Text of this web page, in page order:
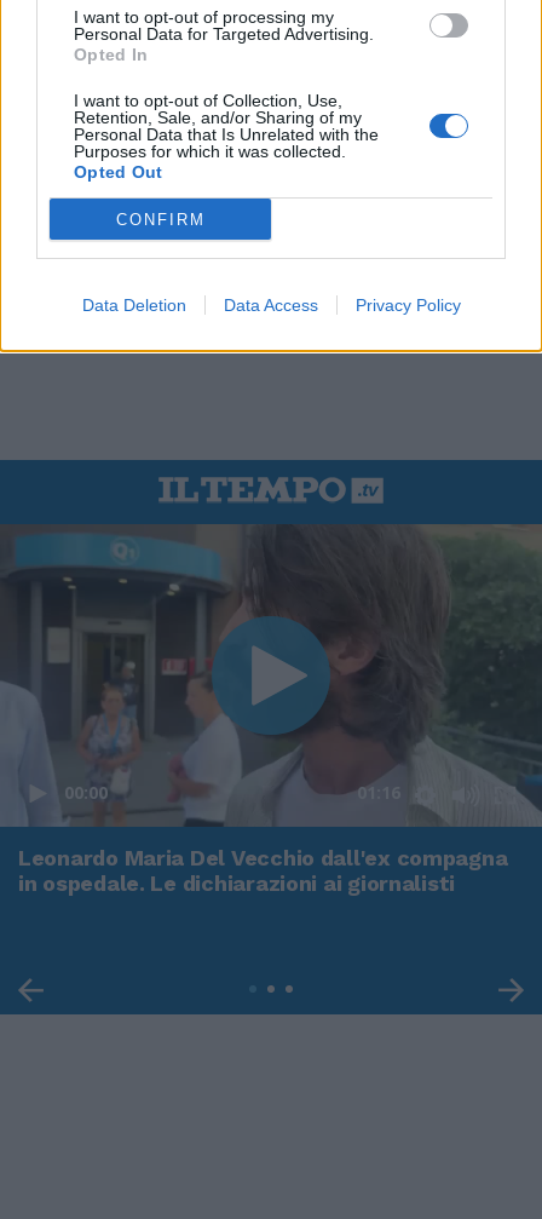
I want to opt-out of processing my
Personal Data for Targeted Advertising.
Opted In
I want to opt-out of Collection, Use,
Retention, Sale, and/or Sharing of my
Personal Data that Is Unrelated with the
Purposes for which it was collected.
Opted Out
CONFIRM
Data Deletion Data Access Privacy Policy
00:00 01:16
Leonardo Maria Del Vecchio dall'ex compagna
in ospedale. Le dichiarazioni ai giornalisti